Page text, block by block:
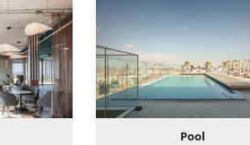
Pool